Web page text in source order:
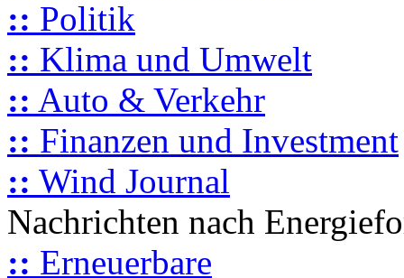
:: Politik
:: Klima und Umwelt
:: Auto & Verkehr
:: Finanzen und Investment
:: Wind Journal
Nachrichten nach
:: Erneuerbare